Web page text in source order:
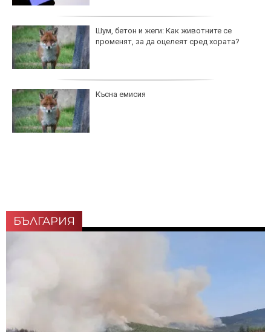
Шум, бетон и жеги: Как животните се
променят, за да оцелеят сред хората?
Късна емисия
БЪЛГАРИЯ